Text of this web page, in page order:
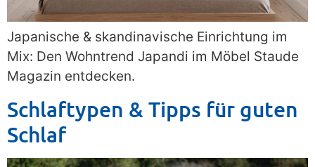
Japanische & skandinavische Einrichtung im
Mix: Den Wohntrend Japandi im Möbel Staude
Magazin entdecken.
Schlaftypen & Tipps für guten
Schlaf